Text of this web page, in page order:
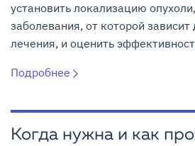
установить локализацию
заболевания, от которой
лечения, и оценить
Подробнее
Когда нужна и как